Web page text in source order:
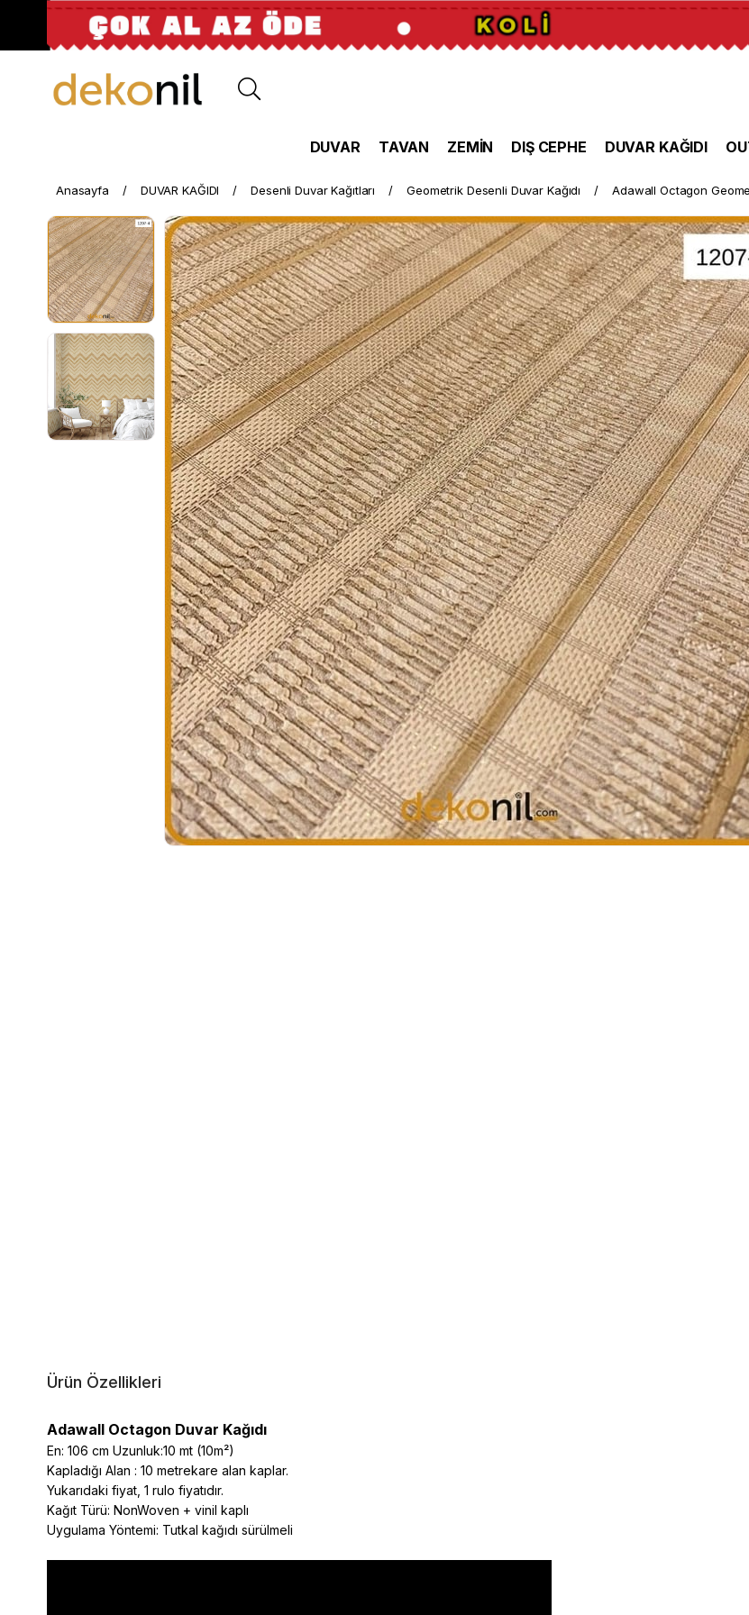
DUVAR TAVAN ZEMİN DIŞ CEPHE DUVAR KAĞIDI
Anasayfa DUVAR KAĞIDI Desenli Duvar Kağıtları Geometrik Desenli Duvar Kağıdı Adawall Octagon
Ürün Özellikleri
Adawall Octagon Duvar Kağıdı
En: 106 cm Uzunluk:10 mt (10m²)
Kapladığı Alan : 10 metrekare alan kaplar.
Yukarıdaki fiyat, 1 rulo fiyatıdır.
Kağıt Türü: NonWoven + vinil kaplı
Uygulama Yöntemi: Tutkal kağıdı sürülmeli